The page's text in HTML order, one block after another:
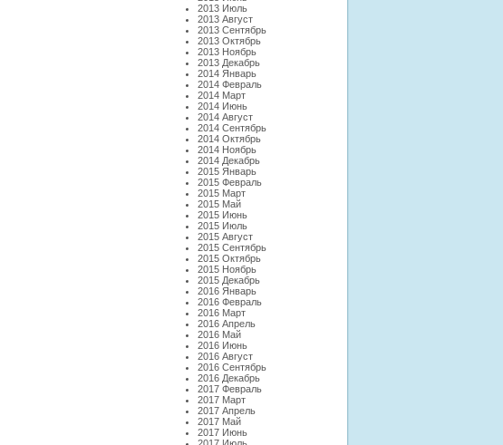
2013 Июль
2013 Август
2013 Сентябрь
2013 Октябрь
2013 Ноябрь
2013 Декабрь
2014 Январь
2014 Февраль
2014 Март
2014 Июнь
2014 Август
2014 Сентябрь
2014 Октябрь
2014 Ноябрь
2014 Декабрь
2015 Январь
2015 Февраль
2015 Март
2015 Май
2015 Июнь
2015 Июль
2015 Август
2015 Сентябрь
2015 Октябрь
2015 Ноябрь
2015 Декабрь
2016 Январь
2016 Февраль
2016 Март
2016 Апрель
2016 Май
2016 Июнь
2016 Август
2016 Сентябрь
2016 Декабрь
2017 Февраль
2017 Март
2017 Апрель
2017 Май
2017 Июнь